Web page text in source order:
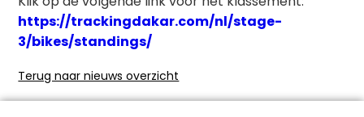
https://trackingdakar.com/nl/stage-
3/bikes/standings/
Terug naar nieuws overzicht